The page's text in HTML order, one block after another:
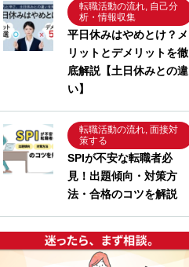
転職活動の流れ, 自己分
析・情報収集
平日休みはやめとけ？メ
リットとデメリットを徹
底解説【土日休みとの違
い】
転職活動の流れ, 面接対
策する
SPIが不安な転職者必
見！出題傾向・対策方
法・合格のコツを解説